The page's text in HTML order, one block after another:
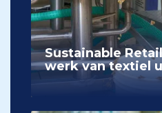
Sustainable
werk van textiel